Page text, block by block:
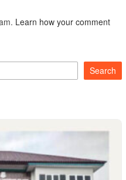
Learn how your comment
Search